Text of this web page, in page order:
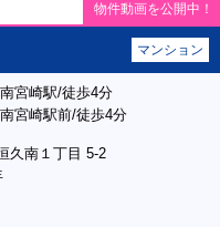
物件動画を公開中！
マンション
宮崎駅/徒歩4分
宮崎駅前/徒歩4分
久南１丁目 5-2